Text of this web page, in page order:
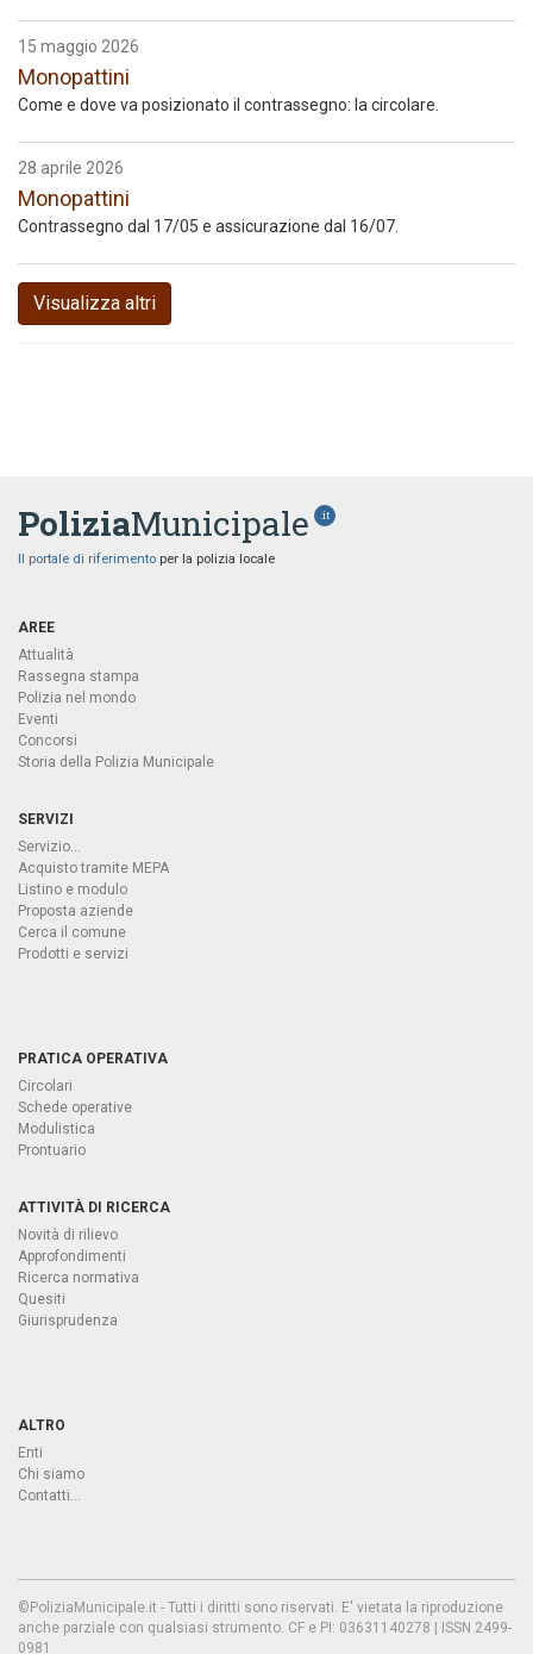
15 maggio 2026
Monopattini
Come e dove va posizionato il contrassegno: la circolare.
28 aprile 2026
Monopattini
Contrassegno dal 17/05 e assicurazione dal 16/07.
Visualizza altri
PoliziaMunicipale .it
Il portale di riferimento per la polizia locale
AREE
Attualità
Rassegna stampa
Polizia nel mondo
Eventi
Concorsi
Storia della Polizia Municipale
SERVIZI
Servizio...
Acquisto tramite MEPA
Listino e modulo
Proposta aziende
Cerca il comune
Prodotti e servizi
PRATICA OPERATIVA
Circolari
Schede operative
Modulistica
Prontuario
ATTIVITÀ DI RICERCA
Novità di rilievo
Approfondimenti
Ricerca normativa
Quesiti
Giurisprudenza
ALTRO
Enti
Chi siamo
Contatti...
©PoliziaMunicipale.it - Tutti i diritti sono riservati. E' vietata la riproduzione
anche parziale con qualsiasi strumento. CF e PI: 03631140278 | ISSN 2499-
0981